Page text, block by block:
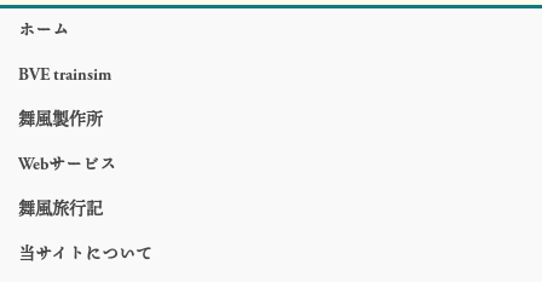
ホーム
BVE trainsim
舞風製作所
Webサービス
舞風旅行記
当サイトについて